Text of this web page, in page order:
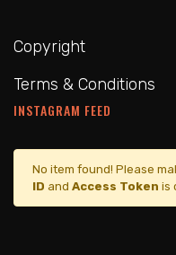
Copyright
Terms & Conditions
INSTAGRAM FEED
No item found! Please
ID and Access Token is